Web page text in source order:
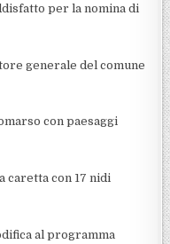
per la nomina di
generale del comune
con paesaggi
caretta con 17 nidi
al programma